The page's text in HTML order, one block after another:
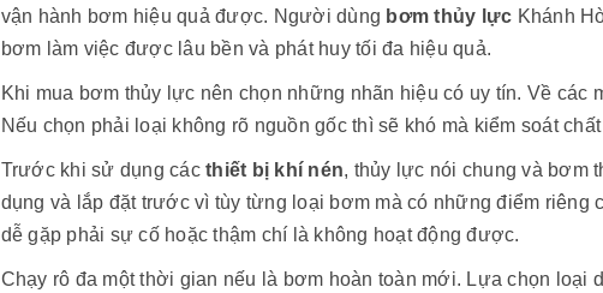
vận hành bơm hiệu quả được. Người dùng bơm thủy lực Khánh
bơm làm việc được lâu bền và phát huy tối đa hiệu quả.
Khi mua bơm thủy lực nên chọn những nhãn hiệu có uy tín. Về các
Nếu chọn phải loại không rõ nguồn gốc thì sẽ khó mà kiểm soát
Trước khi sử dụng các thiết bị khí nén, thủy lực nói chung và bơm
dụng và lắp đặt trước vì tùy từng loại bơm mà có những điểm riêng
dễ gặp phải sự cố hoặc thậm chí là không hoạt động được.
Chạy rô đa một thời gian nếu là bơm hoàn toàn mới. Lựa chọn